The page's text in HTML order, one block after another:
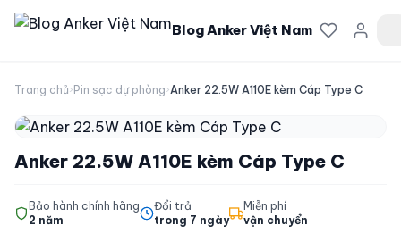
Blog Anker Việt Nam
Trang chủ› Pin sạc dự phòng›Anker 22.5W A110E kèm Cáp Type C
Anker 22.5W A110E kèm Cáp Type C
Bảo hành chính hãng
2 năm
Đổi trả
trong 7 ngày
Miễn phí
vận chuyển